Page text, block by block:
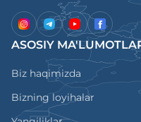
ASOSIY
Biz haqimizda
Bizning loyihalar